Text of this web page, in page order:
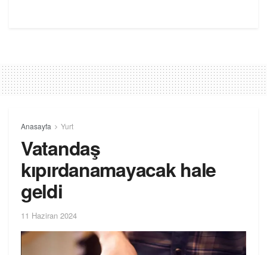
Anasayfa Yurt
Vatandaş
kıpırdanamayacak hale
geldi
11 Haziran 2024